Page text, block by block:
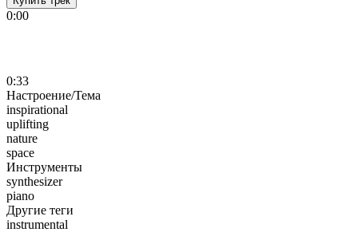
0:00
0:33
Настроение/Тема
inspirational
uplifting
nature
space
Инструменты
synthesizer
piano
Другие теги
instrumental